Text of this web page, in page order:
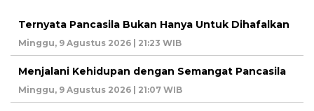
Ternyata Pancasila Bukan Hanya Untuk Dihafalkan
Minggu, 9 Agustus 2026 | 21:23 WIB
Menjalani Kehidupan dengan Semangat Pancasila
Minggu, 9 Agustus 2026 | 21:07 WIB